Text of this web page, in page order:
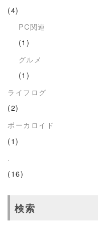
(4)
PC関連
(1)
グルメ
(1)
ライフログ
(2)
ボーカロイド
(1)
.
(16)
検索